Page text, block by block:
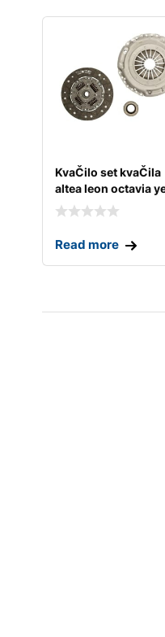
KvaČilo set kvaČila
altea leon octavia
caddy
Read more